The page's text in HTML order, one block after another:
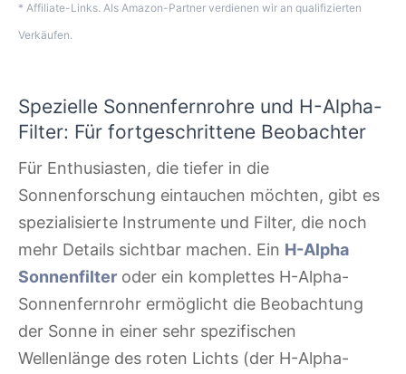
* Affiliate-Links. Als Amazon-Partner verdienen wir an qualifizierten
Verkäufen.
Spezielle Sonnenfernrohre und H-Alpha-
Filter: Für fortgeschrittene Beobachter
Für Enthusiasten, die tiefer in die
Sonnenforschung eintauchen möchten, gibt es
spezialisierte Instrumente und Filter, die noch
mehr Details sichtbar machen. Ein H-Alpha
Sonnenfilter oder ein komplettes H-Alpha-
Sonnenfernrohr ermöglicht die Beobachtung
der Sonne in einer sehr spezifischen
Wellenlänge des roten Lichts (der H-Alpha-